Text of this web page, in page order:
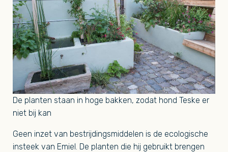
De planten staan in hoge bakken, zodat hond Teske er
niet bij kan
Geen inzet van bestrijdingsmiddelen is de ecologische
insteek van Emiel. De planten die hij gebruikt brengen